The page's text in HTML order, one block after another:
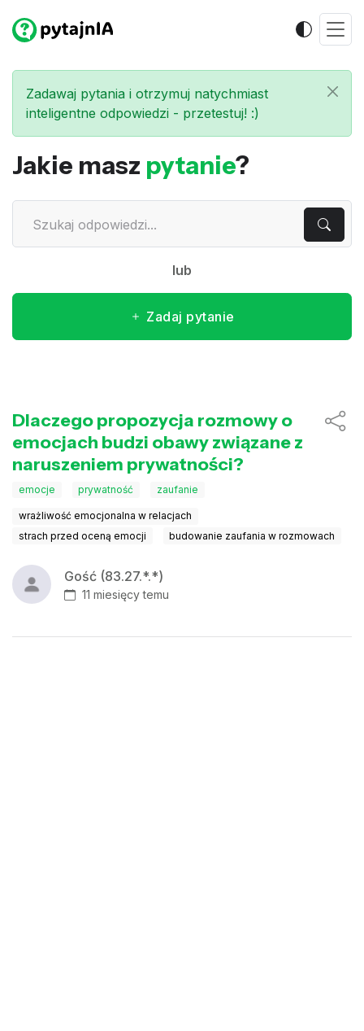
Zadawaj pytania i otrzymuj natychmiast
inteligentne odpowiedzi - przetestuj! :)
Jakie masz pytanie?
lub
Zadaj pytanie
Dlaczego propozycja rozmowy o
emocjach budzi obawy związane z
naruszeniem prywatności?
emocje prywatność zaufanie
wrażliwość emocjonalna w relacjach
strach przed oceną emocji
budowanie zaufania w rozmowach
Gość (83.27.*.*)
11 miesięcy temu